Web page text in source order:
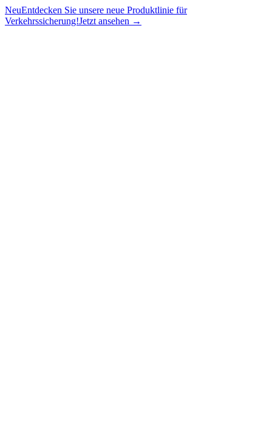
NeuEntdecken Sie unsere neue Produktlinie für
Verkehrssicherung!Jetzt ansehen →